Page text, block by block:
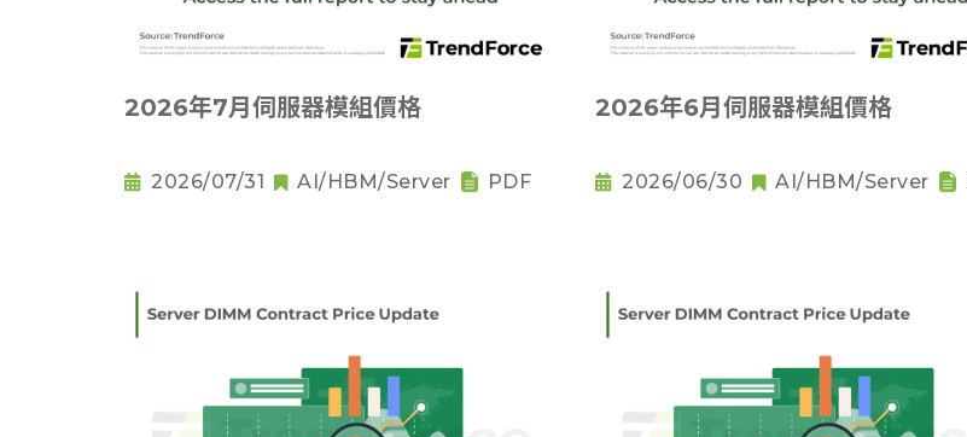
2026年7月伺服器模組價格
2026/07/31 AI/HBM/Server PDF
2026年6月伺服器模組價格
2026/06/30 AI/HBM/Server